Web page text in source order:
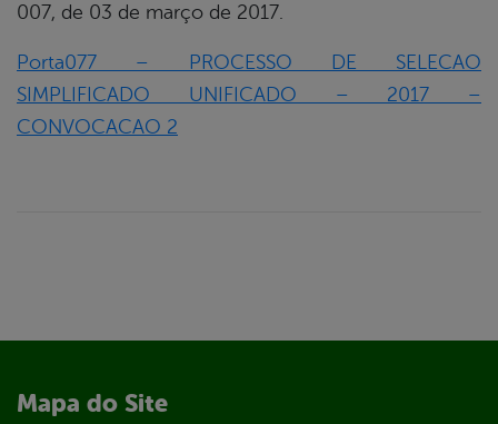
007, de 03 de março de 2017.
Porta077 – PROCESSO DE SELECAO
SIMPLIFICADO UNIFICADO – 2017 –
CONVOCACAO 2
Mapa do Site